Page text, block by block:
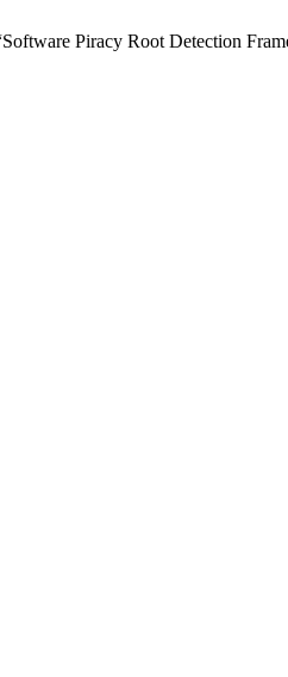
Piracy Root Detection